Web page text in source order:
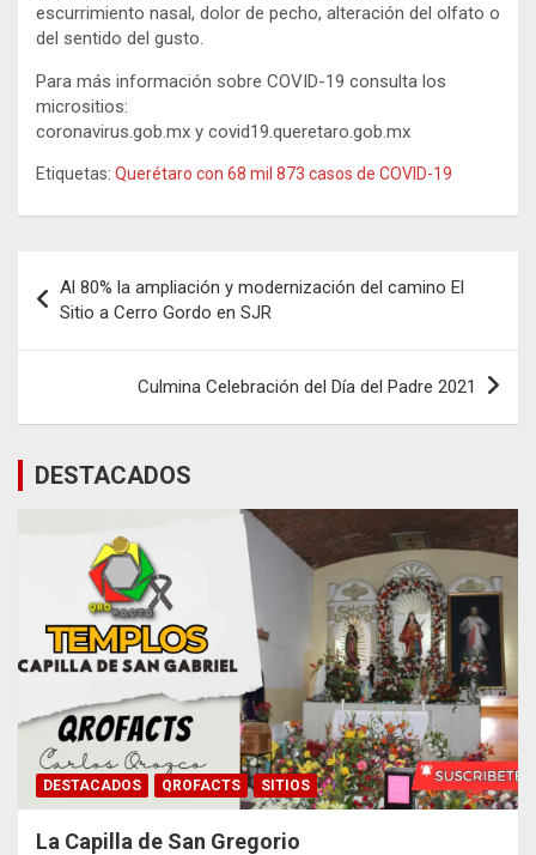
escurrimiento nasal, dolor de pecho, alteración del olfato o
del sentido del gusto.
Para más información sobre COVID-19 consulta los
micrositios:
coronavirus.gob.mx y covid19.queretaro.gob.mx
Etiquetas: Querétaro con 68 mil 873 casos de COVID-19
de
entradas
Al 80% la ampliación y modernización del camino El
Sitio a Cerro Gordo en SJR
Culmina Celebración del Día del Padre 2021
DESTACADOS
DESTACADOS QROFACTS SITIOS
La Capilla de San Gregorio